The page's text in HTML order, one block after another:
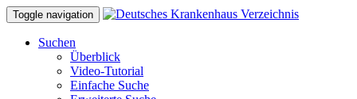
Toggle navigation
Suchen
Überblick
Video-Tutorial
Einfache Suche